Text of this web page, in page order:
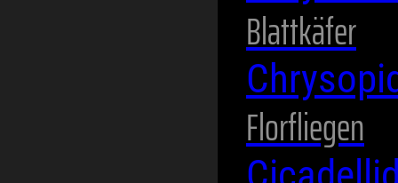
Blattkäfer
Florfliegen